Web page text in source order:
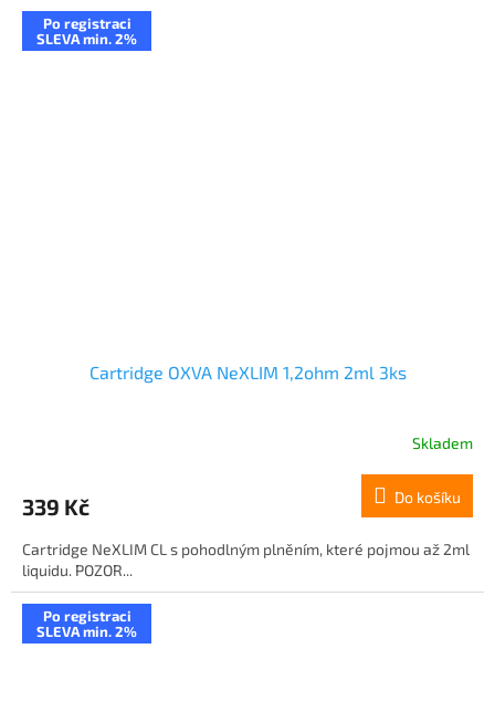
Po registraci
SLEVA min. 2%
Cartridge OXVA NeXLIM 1,2ohm 2ml 3ks
Skladem
339 Kč Do košíku
Cartridge NeXLIM CL s pohodlným plněním, které pojmou až 2ml
liquidu. POZOR...
Po registraci
SLEVA min. 2%